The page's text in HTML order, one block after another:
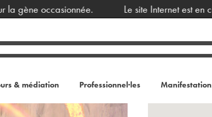
gène occasionnée. Le site Internet est en
& médiation Professionnel·les